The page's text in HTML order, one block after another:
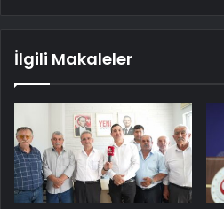
İlgili Makaleler